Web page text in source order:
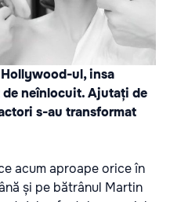
ul, insa
neînlocuit. Ajutați de
s-au transformat
acum aproape orice în
și pe bătrânul Martin